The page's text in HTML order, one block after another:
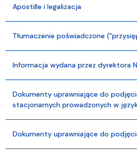
Apostille i legalizacja
Tłumaczenie poświadczone
Informacja wydana przez dyrektora
Dokumenty uprawniające do
stacjonarnych prowadzonych w
Dokumenty uprawniające do